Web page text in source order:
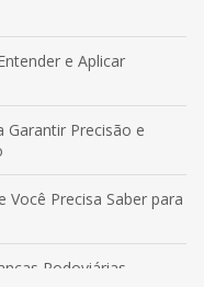
e Aplicar
Garantir Precisão e
Precisa Saber para
Rodoviárias